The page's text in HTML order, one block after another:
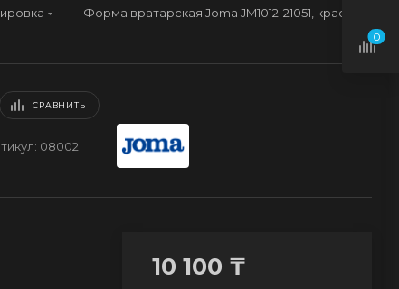
— Форма вратарская Joma JM1012-21051, красный
СРАВНИТЬ
08002
10 100 ₸
0